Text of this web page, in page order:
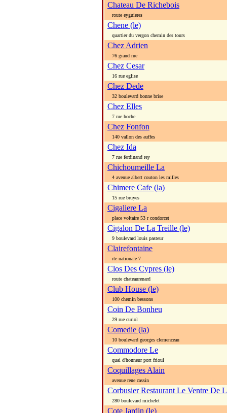
Chateau De Richebois
route eyguieres
Chene (le)
quartier du vergon chemin des tours
Chez Adrien
76 grand rue
Chez Cesar
16 rue eglise
Chez Dede
32 boulevard bonne brise
Chez Elles
7 rue hoche
Chez Fonfon
140 vallon des auffes
Chez Ida
7 rue ferdinand rey
Chichoumeille La
4 avenue albert couton les milles
Chimere Cafe (la)
15 rue bruyes
Cigaliere La
place voltaire 53 r condorcet
Cigalon De La Treille (le)
9 boulevard louis pasteur
Clairefontaine
rte nationale 7
Clos Des Cypres (le)
route chateaurenard
Club House (le)
100 chemin bessons
Coin De Bonheu
29 rue curiol
Comedie (la)
10 boulevard georges clemenceau
Commodore Le
quai d'honneur port frioul
Coquillages Alain
avenue rene cassin
Corbusier Restaurant Le Ventre De
280 boulevard michelet
Cote Jardin (le)